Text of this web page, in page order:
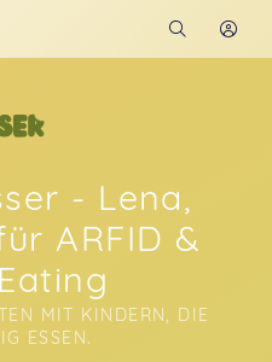
- Lena,
ARFID &
MIT KINDERN, DIE
ESSEN.